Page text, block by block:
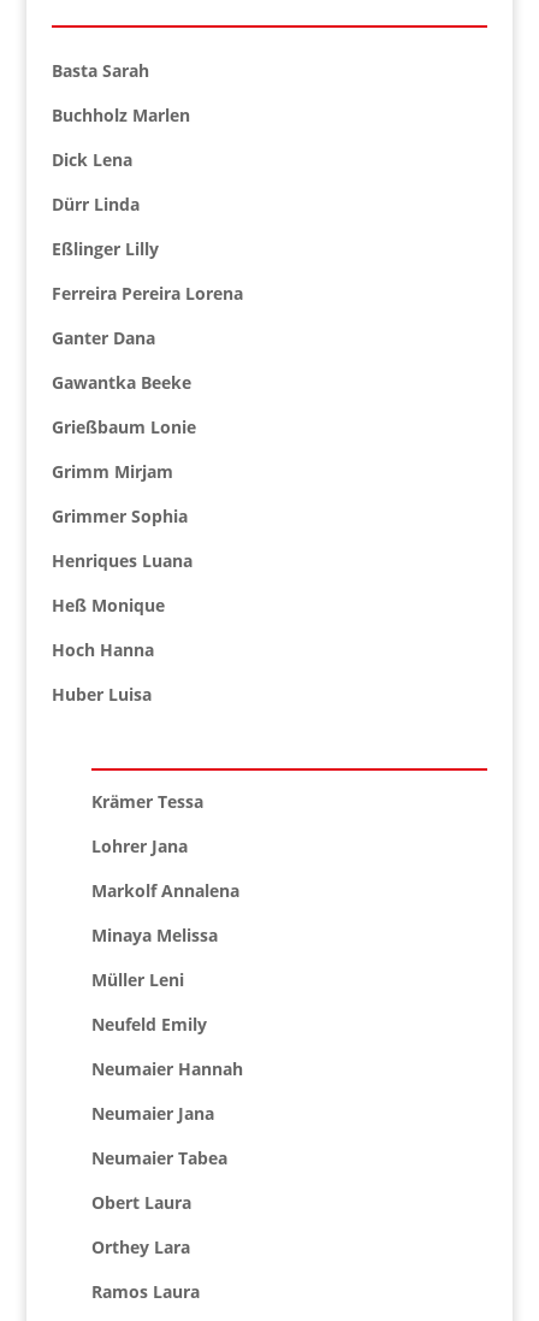
Basta Sarah
Buchholz Marlen
Dick Lena
Dürr Linda
Eßlinger Lilly
Ferreira Pereira Lorena
Ganter Dana
Gawantka Beeke
Grießbaum Lonie
Grimm Mirjam
Grimmer Sophia
Henriques Luana
Heß Monique
Hoch Hanna
Huber Luisa
Krämer Tessa
Lohrer Jana
Markolf Annalena
Minaya Melissa
Müller Leni
Neufeld Emily
Neumaier Hannah
Neumaier Jana
Neumaier Tabea
Obert Laura
Orthey Lara
Ramos Laura